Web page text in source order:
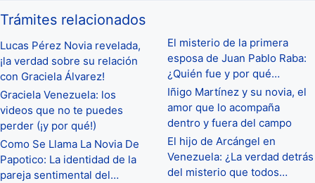
Trámites relacionados
Lucas Pérez Novia revelada,
¡la verdad sobre su relación
con Graciela Álvarez!
Graciela Venezuela: los
videos que no te puedes
perder (¡y por qué!)
Como Se Llama La Novia De
Papotico: La identidad de la
pareja sentimental del…
El misterio de la primera
esposa de Juan Pablo Raba:
¿Quién fue y por qué…
Iñigo Martínez y su novia, el
amor que lo acompaña
dentro y fuera del campo
El hijo de Arcángel en
Venezuela: ¿La verdad detrás
del misterio que todos…